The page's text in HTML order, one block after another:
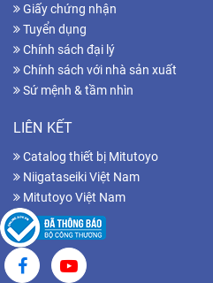
Giấy chứng nhận
Tuyển dụng
Chính sách đại lý
Chính sách với nhà sản xuất
Sứ mệnh & tầm nhìn
LIÊN KẾT
Catalog thiết bị Mitutoyo
Niigataseiki Việt Nam
Mitutoyo Việt Nam